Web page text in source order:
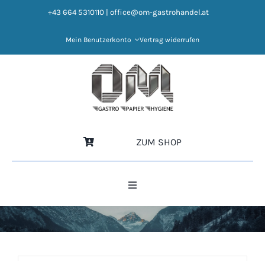
+43 664 5310110 office@om-gastrohandel.at
Mein Benutzerkonto Vertrag widerrufen
ZUM SHOP
Toggle
HOME